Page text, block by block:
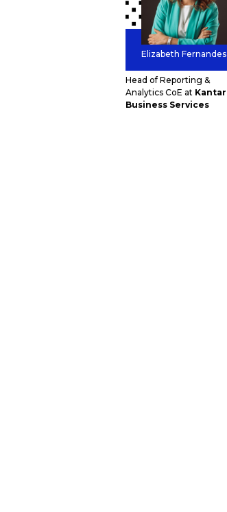
Elizabeth Fernandes
Head of Reporting &
Analytics CoE at Kantar
Business Services